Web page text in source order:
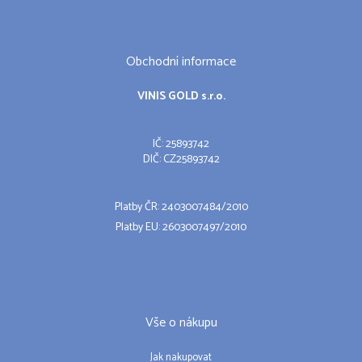
Obchodní informace
VINIS GOLD s.r.o.
IČ: 25893742
DIČ: CZ25893742
Platby ČR: 2403007484/2010
Platby EU: 2603007497/2010
Vše o nákupu
Jak nakupovat